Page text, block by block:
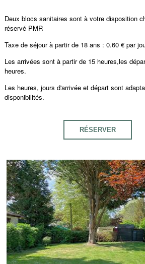
Deux blocs sanitaires sont à votre disposition
réservé PMR
Taxe de séjour à partir de 18 ans : 0.60 € par
Les arrivées sont à partir de 15 heures,les
heures.
Les heures, jours d'arrivée et départ sont
disponibilités.
RÉSERVER